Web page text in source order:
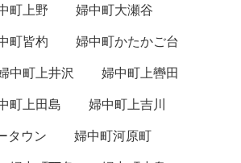
町上野
婦中町大瀬谷
町皆杓
婦中町かたかご台
中町上井沢
婦中町上轡田
町上田島
婦中町上吉川
タウン
婦中町河原町